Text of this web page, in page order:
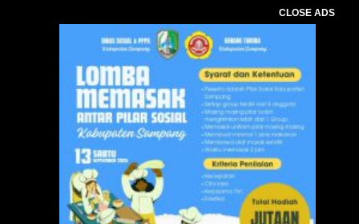
CLOSE ADS